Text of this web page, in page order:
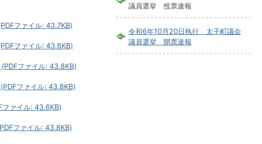
ファイル: 43.7KB)
ファイル: 43.8KB)
ファイル: 43.8KB)
ファイル: 43.8KB)
ァイル: 43.6KB)
ファイル: 43.8KB)
議員選挙 投票速報
令和6年10月20日執行 太子町議会
議員選挙 開票速報